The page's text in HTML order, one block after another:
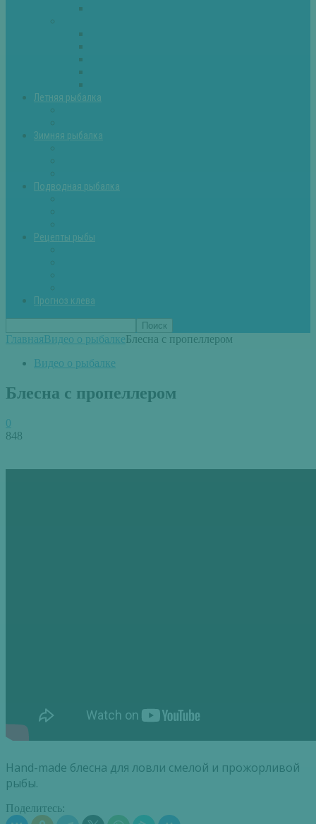
Летняя рыбалка
Зимняя рыбалка
Подводная рыбалка
Рецепты рыбы
Прогноз клева
ГлавнаяВидео о рыбалкеБлесна с пропеллером
Видео о рыбалке
Блесна с пропеллером
0
848
Hand-made блесна для ловли смелой и прожорливой
рыбы.
Поделитесь: